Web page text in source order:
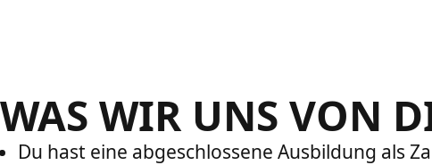
WAS WIR UNS VON
Du hast eine abgeschlossene Ausbildung als